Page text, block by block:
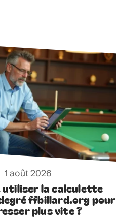
1 août 2026
utiliser la calculette
ffbillard.org pour
plus vite ?